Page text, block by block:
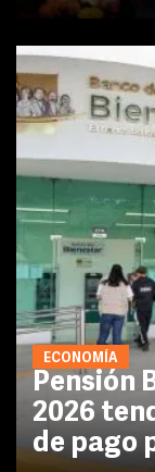
ECONOMÍA
Pensión
2026
de pago